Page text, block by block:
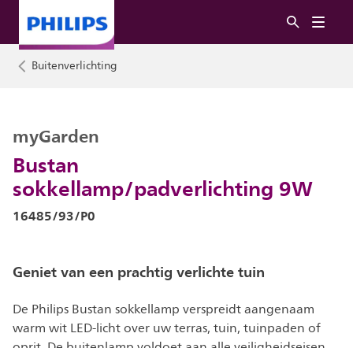
Buitenverlichting
Bustan
sokkellamp/padverlichting 9W
myGarden
16485/93/P0
Geniet van een prachtig verlichte tuin
De Philips Bustan sokkellamp verspreidt aangenaam
warm wit LED-licht over uw terras, tuin, tuinpaden of